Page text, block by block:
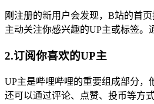
刚注册的新用户会发现，B站的首
主动关注你感兴趣的UP主或标签。
2.订阅你喜欢的UP主
UP主是哔哩哔哩的重要组成部分，
还可以通过评论、点赞、投币等方